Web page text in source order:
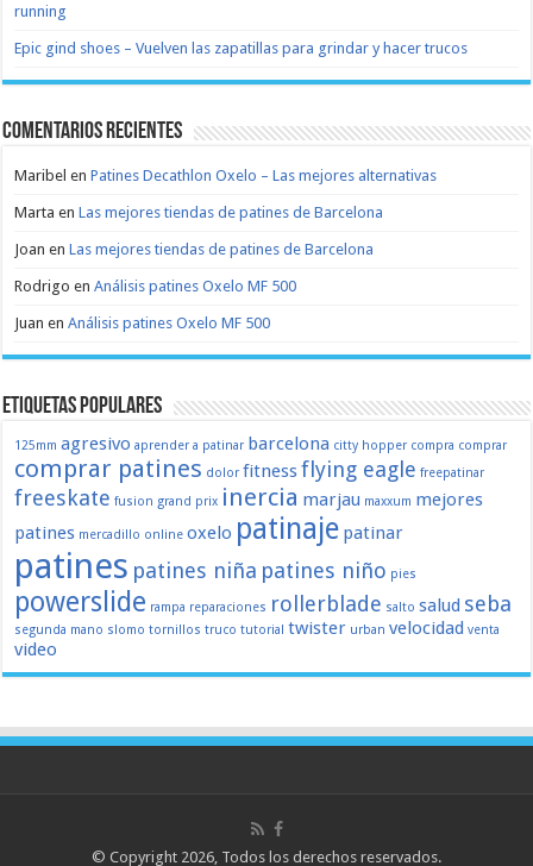
running
Epic gind shoes – Vuelven las zapatillas para grindar y hacer trucos
Comentarios recientes
Maribel enPatines Decathlon Oxelo – Las mejores alternativas
Marta enLas mejores tiendas de patines de Barcelona
Joan enLas mejores tiendas de patines de Barcelona
Rodrigo enAnálisis patines Oxelo MF 500
Juan enAnálisis patines Oxelo MF 500
Etiquetas populares
125mm agresivo aprender a patinar barcelona citty hopper compra comprar
comprar patines dolor fitnessflying eagle freepatinar
freeskate fusion grand prix inercia marjau maxxum mejores
patines mercadillo online oxelo patinaje patinar
patines patines niña patines niño pies
powerslide rampa reparaciones rollerblade salto salud seba
segunda mano slomo tornillos truco tutorial twister urban velocidad venta
video
© Copyright 2026, Todos los derechos reservados.